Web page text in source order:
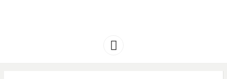
AMERIQUE
Menu